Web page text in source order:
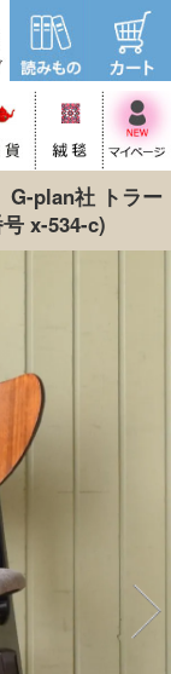
G-plan社 トラー
x-534-c)